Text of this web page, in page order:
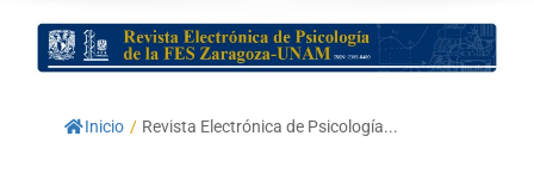
Inicio / Revista Electrónica de Psicología...